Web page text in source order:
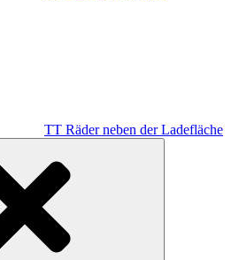
TT Räder neben der Ladefläche